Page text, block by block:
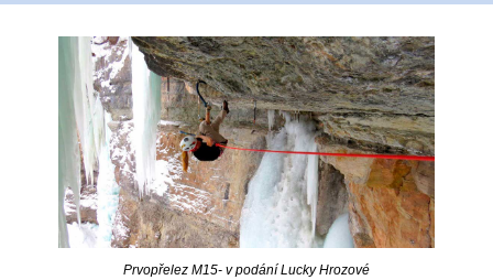
Prvopřelez M15- v podání Lucky Hrozové